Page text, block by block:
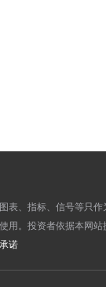
2014-09-12
2014-09-10
2014-09-09
2014-09-05
2014-09-04
表、指标、信号等只
用。投资者依据本网
诺